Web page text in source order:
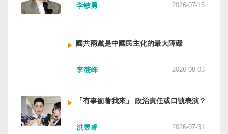
會接住他們。李敏勇 2026-07-15
國共兩黨是中國民主化的最大障礙
李筱峰 2026-08-03
「有事衝著我來」 政治責任或口號表演？
洪昱睿 2026-07-31